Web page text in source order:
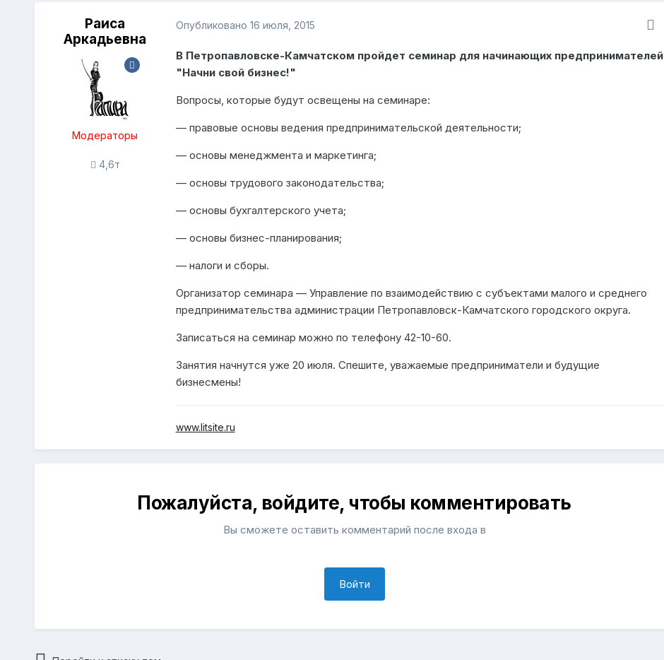
Раиса
Аркадьевна
Модераторы
4,6т
Опубликовано 16 июля, 2015
В Петропавловске-Камчатском пройдет семинар для начинающих предпринимателей
"Начни свой бизнес!"
Вопросы, которые будут освещены на семинаре:
— правовые основы ведения предпринимательской деятельности;
— основы менеджмента и маркетинга;
— основы трудового законодательства;
— основы бухгалтерского учета;
— основы бизнес-планирования;
— налоги и сборы.
Организатор семинара — Управление по взаимодействию с субъектами малого и среднего
предпринимательства администрации Петропавловск-Камчатского городского округа.
Записаться на семинар можно по телефону 42-10-60.
Занятия начнутся уже 20 июля. Спешите, уважаемые предприниматели и будущие
бизнесмены!
www.litsite.ru
Пожалуйста, войдите, чтобы комментировать
Вы сможете оставить комментарий после входа в
Войти